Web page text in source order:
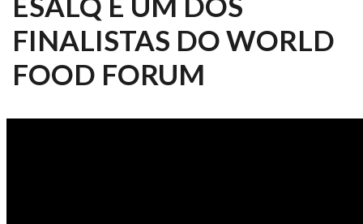
FINALISTAS DO WORLD
FOOD FORUM